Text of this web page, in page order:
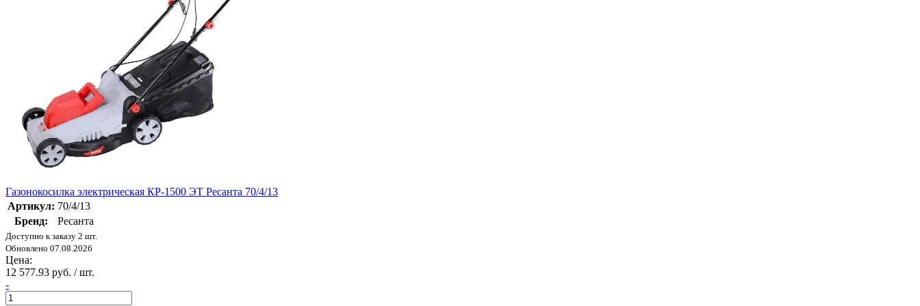
Газонокосилка электрическая КР-1500 ЭТ Ресанта 70/4/13
Артикул: 70/4/13
Бренд:
Ресанта
Доступно к заказу 2 шт.
Обновлено 07.08.2026
Цена:
12 577.93 руб. / шт.
-